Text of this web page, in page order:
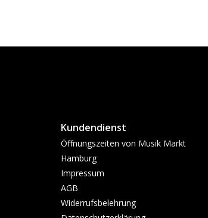
Kundendienst
Öffnungszeiten von Musik Markt
Hamburg
Impressum
AGB
Widerrufsbelehrung